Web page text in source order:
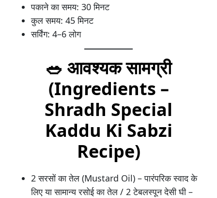
पकाने का समय: 30 मिनट
कुल समय: 45 मिनट
सर्विंग: 4–6 लोग
🥗 आवश्यक सामग्री
(Ingredients –
Shradh Special
Kaddu Ki Sabzi
Recipe)
2 सरसों का तेल (Mustard Oil) – पारंपरिक स्वाद के
लिए या सामान्य रसोई का तेल / 2 टेबलस्पून देसी घी –